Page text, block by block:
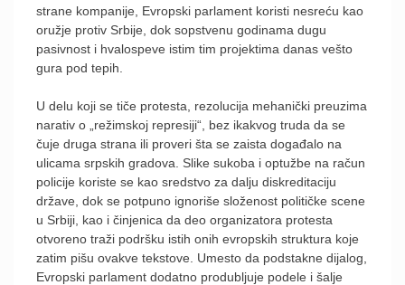
strane kompanije, Evropski parlament koristi nesreću kao
oružje protiv Srbije, dok sopstvenu godinama dugu
pasivnost i hvalospeve istim tim projektima danas vešto
gura pod tepih.
U delu koji se tiče protesta, rezolucija mehanički preuzima
narativ o „režimskoj represiji“, bez ikakvog truda da se
čuje druga strana ili proveri šta se zaista događalo na
ulicama srpskih gradova. Slike sukoba i optužbe na račun
policije koriste se kao sredstvo za dalju diskreditaciju
države, dok se potpuno ignoriše složenost političke scene
u Srbiji, kao i činjenica da deo organizatora protesta
otvoreno traži podršku istih onih evropskih struktura koje
zatim pišu ovakve tekstove. Umesto da podstakne dijalog,
Evropski parlament dodatno produbljuje podele i šalje